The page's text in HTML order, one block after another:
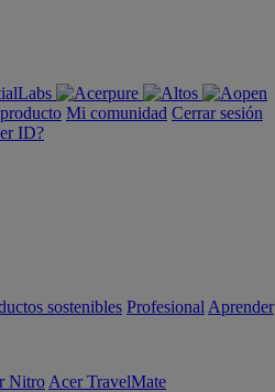
Mi comunidad Cerrar sesión
ID?
sostenibles Profesional Aprender
Nitro Acer TravelMate